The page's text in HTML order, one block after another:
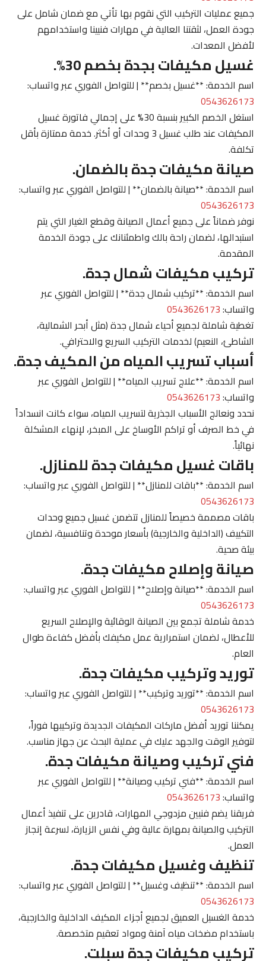
جميع عمليات التركيب التي نقوم بها تأتي مع ضمان شامل على
جودة العمل، لثقتنا العالية في مهارات فنيينا واستخدامهم
لأفضل المعدات.
غسيل مكيفات بجدة بخصم 30%.
اسم الخدمة: **غسيل بخصم** | للتواصل الفوري عبر واتساب:
0543626173
استغل الخصم الكبير بنسبة 30% على إجمالي فاتورة غسيل
المكيفات عند طلب غسيل 3 وحدات أو أكثر. خدمة ممتازة بأقل
تكلفة.
صيانة مكيفات جدة بالضمان.
اسم الخدمة: **صيانة بالضمان** | للتواصل الفوري عبر واتساب:
0543626173
نوفر ضماناً على جميع أعمال الصيانة وقطع الغيار التي يتم
استبدالها، لضمان راحة بالك واطمئنانك على جودة الخدمة
المقدمة.
تركيب مكيفات شمال جدة.
اسم الخدمة: **تركيب شمال جدة** | للتواصل الفوري عبر
واتساب:0543626173
تغطية شاملة لجميع أحياء شمال جدة (مثل أبحر الشمالية،
الشاطئ، النعيم) لخدمات التركيب السريع والاحترافي.
أسباب تسريب المياه من المكيف جدة.
اسم الخدمة: **علاج تسريب المياه** | للتواصل الفوري عبر
واتساب:0543626173
نحدد ونعالج الأسباب الجذرية لتسريب المياه، سواء كانت انسداداً
في خط الصرف أو تراكم الأوساخ على المبخر، لإنهاء المشكلة
نهائياً.
باقات غسيل مكيفات جدة للمنازل.
اسم الخدمة: **باقات للمنازل** | للتواصل الفوري عبر واتساب:
0543626173
باقات مصممة خصيصاً للمنازل تتضمن غسيل جميع وحدات
التكييف (الداخلية والخارجية) بأسعار موحدة وتنافسية، لضمان
بيئة صحية.
صيانة وإصلاح مكيفات جدة.
اسم الخدمة: **صيانة وإصلاح** | للتواصل الفوري عبر واتساب:
0543626173
خدمة شاملة تجمع بين الصيانة الوقائية والإصلاح السريع
للأعطال، لضمان استمرارية عمل مكيفك بأفضل كفاءة طوال
العام.
توريد وتركيب مكيفات جدة.
اسم الخدمة: **توريد وتركيب** | للتواصل الفوري عبر واتساب:
0543626173
يمكننا توريد أفضل ماركات المكيفات الجديدة وتركيبها فوراً،
لتوفير الوقت والجهد عليك في عملية البحث عن جهاز مناسب.
فني تركيب وصيانة مكيفات جدة.
اسم الخدمة: **فني تركيب وصيانة** | للتواصل الفوري عبر
واتساب:0543626173
فريقنا يضم فنيين مزدوجي المهارات، قادرين على تنفيذ أعمال
التركيب والصيانة بمهارة عالية وفي نفس الزيارة، لسرعة إنجاز
العمل.
تنظيف وغسيل مكيفات جدة.
اسم الخدمة: **تنظيف وغسيل** | للتواصل الفوري عبر واتساب:
0543626173
خدمة الغسيل العميق لجميع أجزاء المكيف الداخلية والخارجية،
باستخدام مضخات مياه آمنة ومواد تعقيم متخصصة.
تركيب مكيفات جدة سبلت.